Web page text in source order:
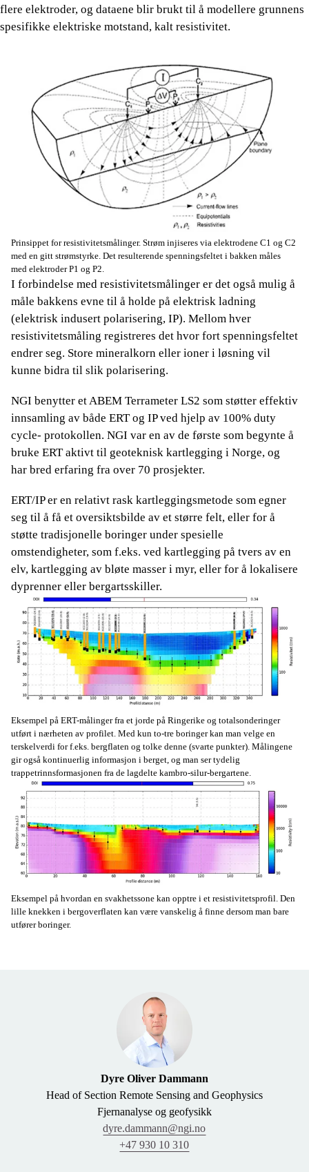
flere elektroder, og dataene blir brukt til å modellere grunnens
spesifikke elektriske motstand, kalt resistivitet.
Prinsippet for resistivitetsmålinger. Strøm injiseres via elektrodene C1 og C2
med en gitt strømstyrke. Det resulterende spenningsfeltet i bakken måles
med elektroder P1 og P2.
I forbindelse med resistivitetsmålinger er det også mulig å
måle bakkens evne til å holde på elektrisk ladning
(elektrisk indusert polarisering, IP). Mellom hver
resistivitetsmåling registreres det hvor fort spenningsfeltet
endrer seg. Store mineralkorn eller ioner i løsning vil
kunne bidra til slik polarisering.
NGI benytter et ABEM Terrameter LS2 som støtter effektiv
innsamling av både ERT og IP ved hjelp av 100% duty
cycle- protokollen. NGI var en av de første som begynte å
bruke ERT aktivt til geoteknisk kartlegging i Norge, og
har bred erfaring fra over 70 prosjekter.
ERT/IP er en relativt rask kartleggingsmetode som egner
seg til å få et oversiktsbilde av et større felt, eller for å
støtte tradisjonelle boringer under spesielle
omstendigheter, som f.eks. ved kartlegging på tvers av en
elv, kartlegging av bløte masser i myr, eller for å lokalisere
dyprenner eller bergartsskiller.
Eksempel på ERT-målinger fra et jorde på Ringerike og totalsonderinger
utført i nærheten av profilet. Med kun to-tre boringer kan man velge en
terskelverdi for f.eks. bergflaten og tolke denne (svarte punkter). Målingene
gir også kontinuerlig informasjon i berget, og man ser tydelig
trappetrinnsformasjonen fra de lagdelte kambro-silur-bergartene.
Eksempel på hvordan en svakhetssone kan opptre i et resistivitetsprofil. Den
lille knekken i bergoverflaten kan være vanskelig å finne dersom man bare
utfører boringer.
Dyre Oliver Dammann
Head of Section Remote Sensing and Geophysics
Fjernanalyse og geofysikk
dyre.dammann@ngi.no
+47 930 10 310